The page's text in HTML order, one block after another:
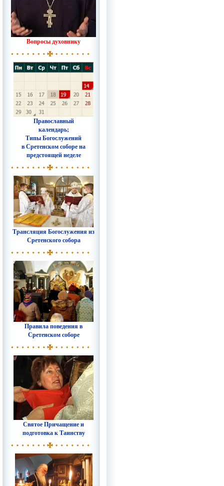
Вопросы духовнику
Православный
календарь;
Типы Богослужений
в Сретенском соборе на
предстоящей неделе
Трансляция Богослужения из
Сретенского собора
Правила поведения в
Сретенском соборе
Святое Причащение и
подготовка к Таинству